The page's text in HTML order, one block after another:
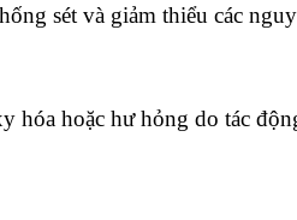
sét và giảm thiểu các
hóa hoặc hư hỏng do tác